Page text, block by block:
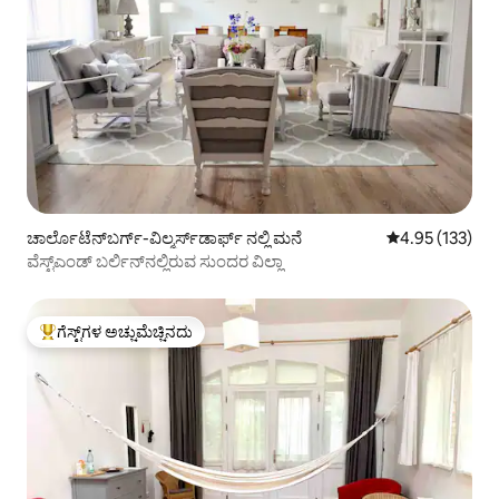
ಚಾರ್ಲೊಟೆನ್‌ಬರ್ಗ್-ವಿಲ್ಮರ್ಸ್‌ಡಾರ್ಫ್ ನಲ್ಲಿ ಮನೆ 5 ರಲ್ಲಿ 4.95
4.95 (133)
ವೆಸ್ಟ್‌ಎಂಡ್ ಬರ್ಲಿನ್‌ನಲ್ಲಿರುವ ಸುಂದರ ವಿಲ್ಲಾ
ಗೆಸ್ಟ್‌ಗಳಿಗೆ ಅತಿ ಹೆಚ್ಚು ಅಚ್ಚುಮೆಚ್ಚಿನದು
ಗೆಸ್ಟ್‌ಗಳ ಅಚ್ಚುಮೆಚ್ಚಿನದು